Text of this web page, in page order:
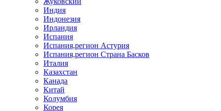
Индия
Индонезия
Ирландия
Испания
Испания,регион Астурия
Испания,регион Страна Басков
Италия
Казахстан
Канада
Китай
Колумбия
Корея